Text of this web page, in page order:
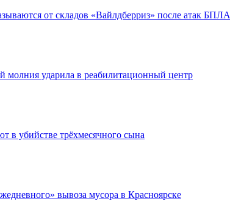
от складов «Вайлдберриз» после атак БПЛА
ударила в реабилитационный центр
в убийстве трёхмесячного сына
вывоза мусора в Красноярске